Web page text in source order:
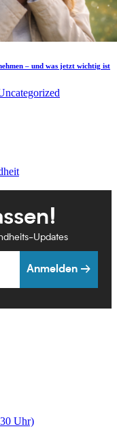
– und was jetzt wichtig ist
Updates
Anmelden →
Uhr)